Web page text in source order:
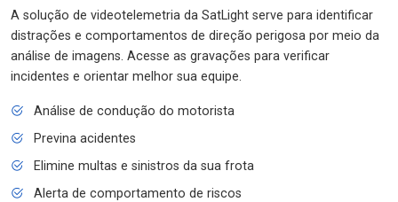
A solução de videotelemetria da SatLight serve para identificar
distrações e comportamentos de direção perigosa por meio da
análise de imagens. Acesse as gravações para verificar
incidentes e orientar melhor sua equipe.
Análise de condução do motorista
Previna acidentes
Elimine multas e sinistros da sua frota
Alerta de comportamento de riscos